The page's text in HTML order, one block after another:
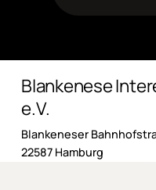
Blankenese
e.V.
Blankeneser
22587 Hamburg